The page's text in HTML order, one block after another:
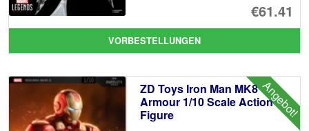
€61.41
VORBESTELLUNGEN
Angebot!
ZD Toys Iron Man MK8
Armour 1/10 Scale Action
Figure